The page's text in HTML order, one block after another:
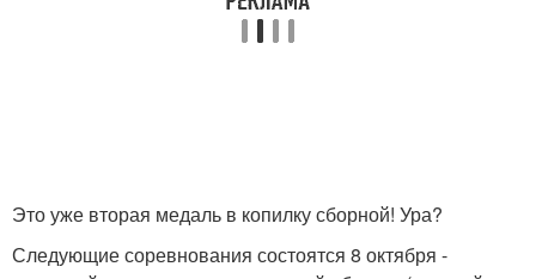
Это уже вторая медаль в копилку сборной! Ура?
Следующие соревнования состоятся 8 октября -